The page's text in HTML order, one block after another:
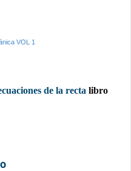
VOL 1
de la recta libro